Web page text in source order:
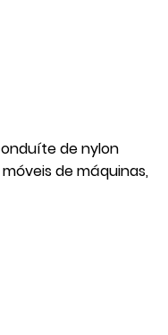
de nylon
de máquinas,